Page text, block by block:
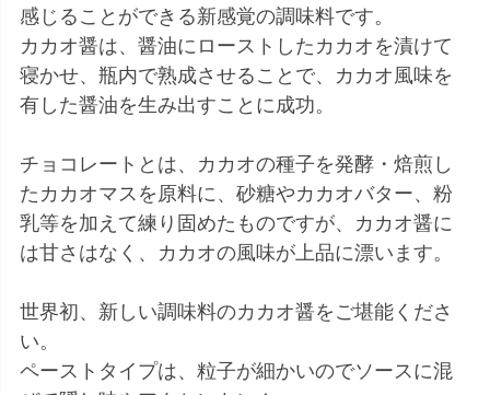
感じることができる新感覚の調味料です。
カカオ醤は、醤油にローストしたカカオを漬けて
寝かせ、瓶内で熟成させることで、カカオ風味を
有した醤油を生み出すことに成功。
チョコレートとは、カカオの種子を発酵・焙煎し
たカカオマスを原料に、砂糖やカカオバター、粉
乳等を加えて練り固めたものですが、カカオ醤に
は甘さはなく、カカオの風味が上品に漂います。
世界初、新しい調味料のカカオ醤をご堪能くださ
い。
ペーストタイプは、粒子が細かいのでソースに混